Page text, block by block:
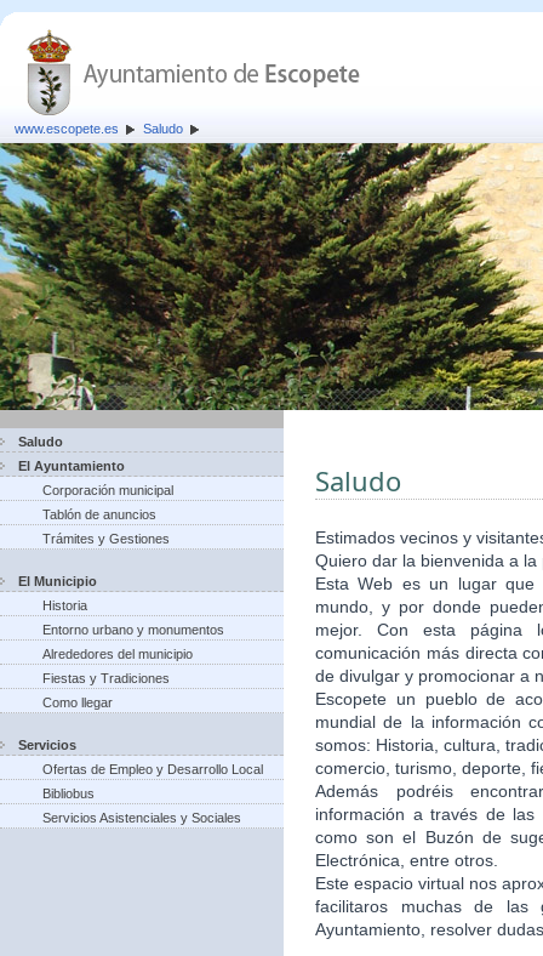
www.escopete.es Saludo
Saludo
El Ayuntamiento
Corporación municipal
Tablón de anuncios
Trámites y Gestiones
El Municipio
Historia
Entorno urbano y monumentos
Alrededores del municipio
Fiestas y Tradiciones
Como llegar
Servicios
Ofertas de Empleo y Desarrollo Local
Bibliobus
Servicios Asistenciales y Sociales
Saludo
Estimados vecinos y
Quiero dar la bienvenida a
Esta Web es un lugar
mundo, y por donde
mejor. Con esta página
comunicación más directa
de divulgar y promocionar a
Escopete un pueblo de
mundial de la información
somos: Historia, cultura,
comercio, turismo, deporte,
Además podréis
información a través de
como son el Buzón de
Electrónica, entre otros.
Este espacio virtual nos
facilitaros muchas de
Ayuntamiento, resolver